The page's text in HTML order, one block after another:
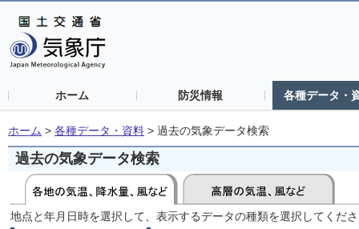
ホーム 防災情報 各種データ・
ホーム > 各種データ・資料 > 過去の気象データ検索
過去の気象データ検索
地点と年月日時を選択して、表示するデータの種類を選択してくだ